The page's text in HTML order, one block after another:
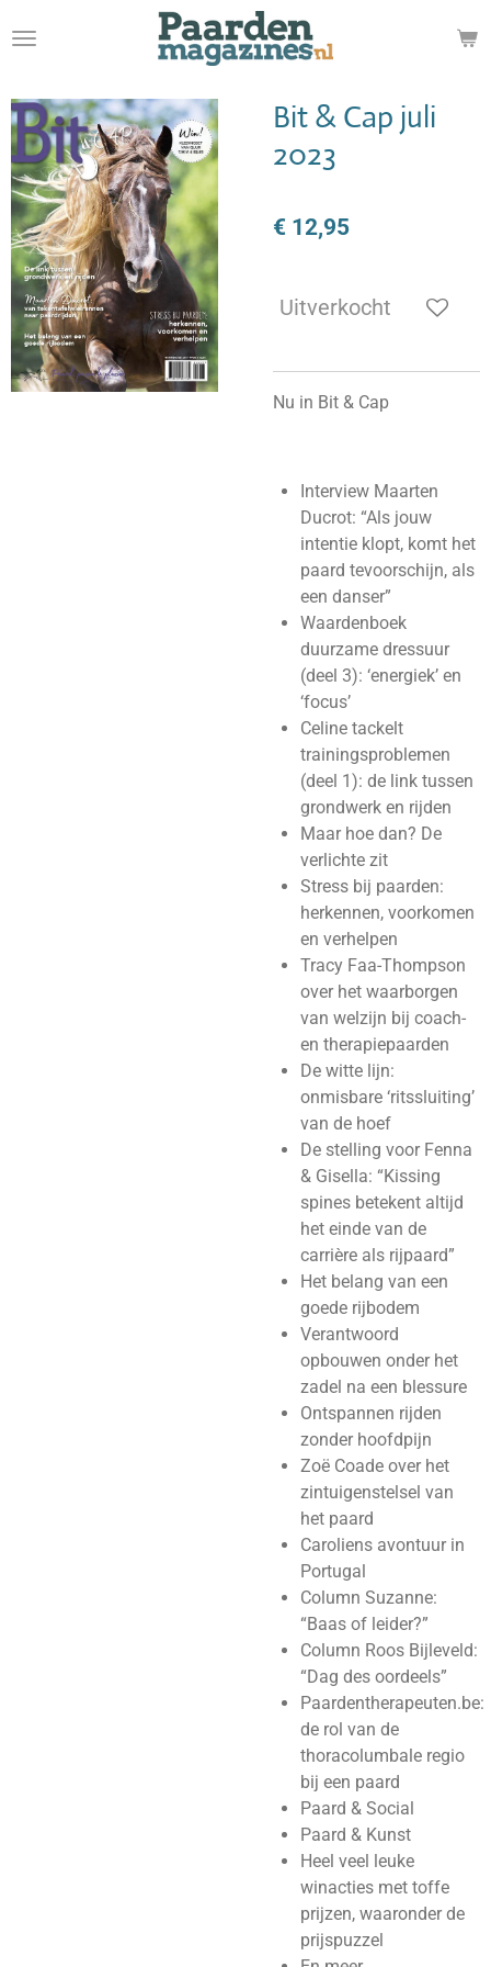
direct
de
hoofdinhoud
Bit & Cap juli
2023
€ 12,95
Uitverkocht
Nu in Bit & Cap
Interview Maarten
Ducrot: “Als jouw
intentie klopt, komt het
paard tevoorschijn, als
een danser”
Waardenboek
duurzame dressuur
(deel 3): ‘energiek’ en
‘focus’
Celine tackelt
trainingsproblemen
(deel 1): de link tussen
grondwerk en rijden
Maar hoe dan? De
verlichte zit
Stress bij paarden:
herkennen, voorkomen
en verhelpen
Tracy Faa-Thompson
over het waarborgen
van welzijn bij coach-
en therapiepaarden
De witte lijn:
onmisbare ‘ritssluiting’
van de hoef
De stelling voor Fenna
& Gisella: “Kissing
spines betekent altijd
het einde van de
carrière als rijpaard”
Het belang van een
goede rijbodem
Verantwoord
opbouwen onder het
zadel na een blessure
Ontspannen rijden
zonder hoofdpijn
Zoë Coade over het
zintuigenstelsel van
het paard
Caroliens avontuur in
Portugal
Column Suzanne:
“Baas of leider?”
Column Roos Bijleveld:
“Dag des oordeels”
Paardentherapeuten.be:
de rol van de
thoracolumbale regio
bij een paard
Paard & Social
Paard & Kunst
Heel veel leuke
winacties met toffe
prijzen, waaronder de
prijspuzzel